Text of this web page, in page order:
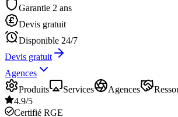
Garantie 2 ans
Devis gratuit
Disponible 24/7
Devis gratuit
Agences
Produits
Services Agences
4.9/5
Certifié RGE